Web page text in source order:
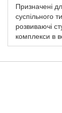
Призначені
суспільного
розвиваючі
комплекси в